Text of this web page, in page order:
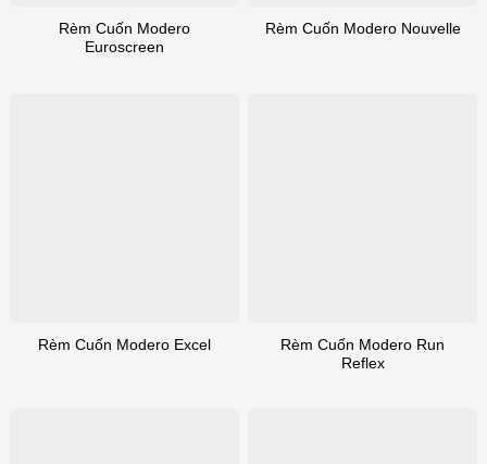
Rèm Cuốn Modero
Euroscreen
Rèm Cuốn Modero Nouvelle
Rèm Cuốn Modero Excel
Rèm Cuốn Modero Run
Reflex